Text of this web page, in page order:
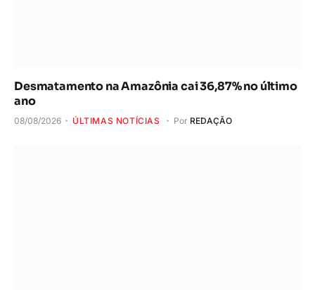
Desmatamento na Amazônia cai 36,87% no último
ano
08/08/2026 ÚLTIMAS NOTÍCIAS Por REDAÇÃO